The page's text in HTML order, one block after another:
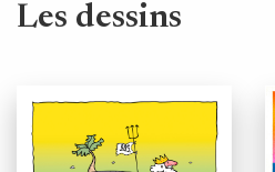
Les dessins